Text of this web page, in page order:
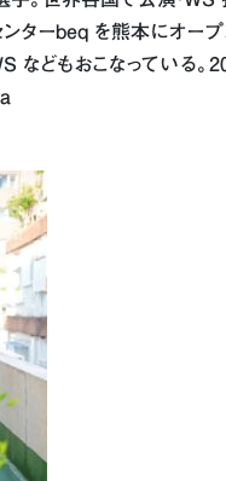
ンターbeq を熊本にオー
などもおこなっている。